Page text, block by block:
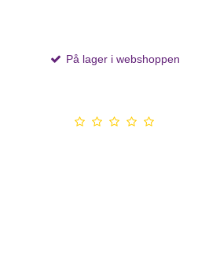
På lager i webshoppen